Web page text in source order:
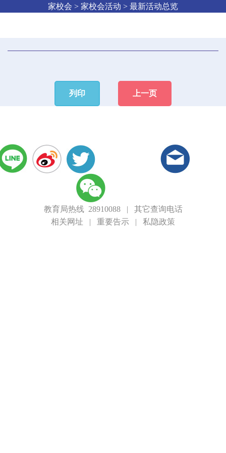
家校会 > 家校会活动 > 最新活动总览
列印 上一页
教育局热线 28910088| 其它查询电话
相关网址 | 重要告示 | 私隐政策